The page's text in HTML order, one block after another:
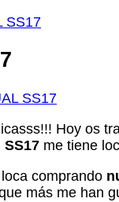
SS17
SS17
Hoy os
me tiene
comprando
más me han